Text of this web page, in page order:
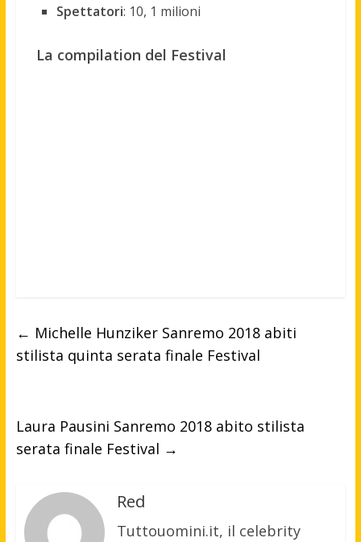
Spettatori: 10, 1 milioni
La compilation del Festival
← Michelle Hunziker Sanremo 2018 abiti
stilista quinta serata finale Festival
Laura Pausini Sanremo 2018 abito stilista
serata finale Festival →
Red
Tuttouomini.it, il celebrity